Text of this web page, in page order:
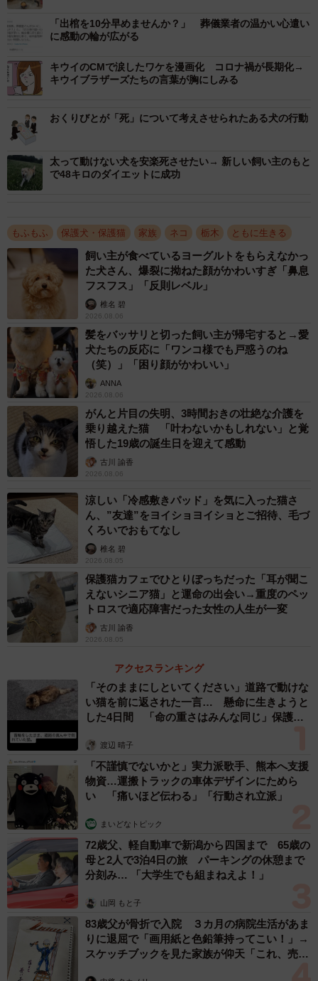
2/6
トフード（フクダカズヤさん提供）
護した。保護当時は推定生後2カ月だった。2018年3月のワ
クチン接種の際、心臓から雑音が聞こえると言われ、循環
器系専門の獣医師に同年9月に診察を受けたところ、先天性
の心臓疾患で余命長くて1年と告げられたという。しかし
に2年間も一緒に過ごしてくれた」（フクダさん）と余命を
過ぎても生き続け、今年3月26日に10歳で天国へ旅立っ
た。
ぽてとくんを家族として認識していた
フクダさんに、生前のぽてとくんと娘さんについて話を聞
いた。
――愛猫・ぽてとくんは生前、娘さんにどのようなに接し
ていたのでしょうか
「長女が赤ん坊のころは警戒する事も嫌がる事もなくきょ
うだいのような感じでした。一緒に寝たり、ハイハイする
長女と並走したり先導したり。長女が大きくなってからは
ぽてとのお腹に顔を埋めたり、抱っこしたり、やりたい放
題されても噛んだり引っ掻いたり攻撃する事は一度もなか
ったです。
長女にも指を洗う時に『中指はお兄ちゃん指、ぽてとだ
よ』と教えていたので『ペットを飼っている』という感覚
ではなく『家族』と認識していたと思います」
3/6
寝るときも一緒だった、手前から長女、ぽてとくん、次女（フクダカズ
ヤさん提供）
――ぽてとくんの病気のことを娘さんにはどのように説明
したのですか
「出棺を10分早めませんか？」 葬儀業者の温かい心遣い
に感動の輪が広がる
キウイのCMで涙したワケを漫画化 コロナ禍が長期化→
キウイブラザーズたちの言葉が胸にしみる
おくりびとが「死」について考えさせられたある犬の行動
太って動けない犬を安楽死させたい→ 新しい飼い主のもと
で48キロのダイエットに成功
もふもふ 保護犬・保護猫 家族 ネコ 栃木 ともに生きる
飼い主が食べているヨーグルトをもらえなかっ
た犬さん、爆裂に拗ねた顔がかわいすぎ「鼻息
フスフス」「反則レベル」
椎名 碧
2026.08.06
髪をバッサリと切った飼い主が帰宅すると→愛
犬たちの反応に「ワンコ様でも戸惑うのね
（笑）」「困り顔がかわいい」
ANNA
2026.08.06
がんと片目の失明、3時間おきの壮絶な介護を
乗り越えた猫 「叶わないかもしれない」と覚
悟した19歳の誕生日を迎えて感動
古川 諭香
2026.08.06
涼しい「冷感敷きパッド」を気に入った猫さ
ん、”友達”をヨイショヨイショとご招待、毛づ
くろいでおもてなし
椎名 碧
2026.08.05
保護猫カフェでひとりぼっちだった「耳が聞こ
えないシニア猫」と運命の出会い→重度のペッ
トロスで適応障害だった女性の人生が一変
古川 諭香
2026.08.05
アクセスランキング
「そのままにしといてください」道路で動けな
い猫を前に返された一言… 懸命に生きようと
した4日間 「命の重さはみんな同じ」保護団
渡辺 晴子
「不謹慎でないかと」実力派歌手、熊本へ支援
物資…運搬トラックの車体デザインにためら
い 「痛いほど伝わる」「行動され立派」
まいどなトピック
72歳父、軽自動車で新潟から四国まで 65歳の
母と2人で3泊4日の旅 パーキングの休憩まで
分刻み… 「大学生でも組まねえよ！」
山岡 もと子
83歳父が骨折で入院 ３カ月の病院生活があま
りに退屈で「画用紙と色鉛筆持ってこい！」→
スケッチブックを見た家族が仰天「これ、売れ